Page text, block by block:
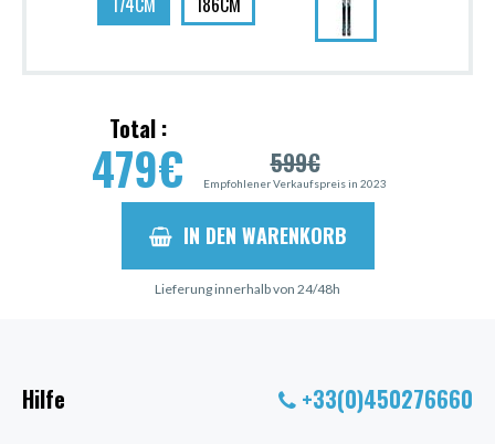
Total :
479€ 599€
Empfohlener Verkaufspreis in 2023
IN DEN WARENKORB
Lieferung innerhalb von 24/48h
Hilfe +33(0)450276660